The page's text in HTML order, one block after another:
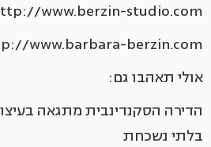
www.berzin-studio.com
www.barbara-berzin.com
אולי תאהבו גם:
הדירה הסקנדינבית מתגאה
בלתי נשכחת